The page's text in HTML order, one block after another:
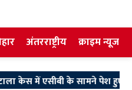
अंतरराष्ट्रीय क्राइम न्यूज
में एसीबी के सामने पेश हुए अरुण